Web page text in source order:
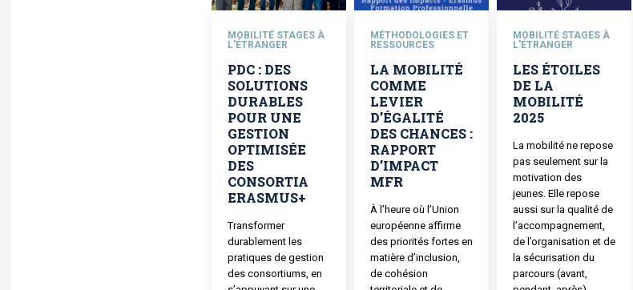
MOBILITÉ STAGES À
L'ÉTRANGER
PDC : DES
SOLUTIONS
DURABLES
POUR UNE
GESTION
OPTIMISÉE
DES
CONSORTIA
ERASMUS+
Transformer
durablement les
pratiques de gestion
des consortiums, en
MÉTHODOLOGIES ET
RESSOURCES
LA MOBILITÉ
COMME
LEVIER
D’ÉGALITÉ
DES CHANCES :
RAPPORT
D’IMPACT
MFR
À l’heure où l’Union
européenne affirme
des priorités fortes en
matière d’inclusion,
de cohésion
MOBILITÉ STAGES À
L'ÉTRANGER
LES ÉTOILES
DE LA
MOBILITÉ
2025
La mobilité ne repose
pas seulement sur la
motivation des
jeunes. Elle repose
aussi sur la qualité de
l’accompagnement,
de l’organisation et de
la sécurisation du
parcours (avant,